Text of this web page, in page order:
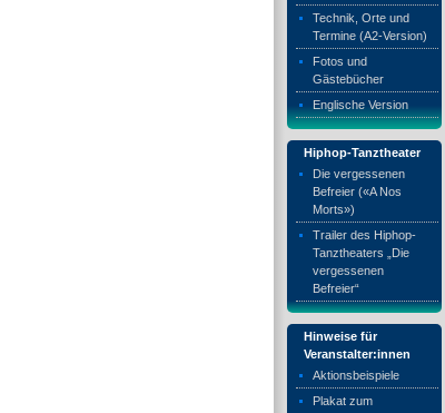
Technik, Orte und
Termine (A2-Version)
Fotos und
Gästebücher
Englische Version
Hiphop-Tanztheater
Die vergessenen
Befreier («A Nos
Morts»)
Trailer des Hiphop-
Tanztheaters „Die
vergessenen
Befreier“
Hinweise für
Veranstalter:innen
Aktionsbeispiele
Plakat zum